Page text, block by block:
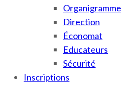
Organigramme
Direction
Économat
Educateurs
Sécurité
Inscriptions